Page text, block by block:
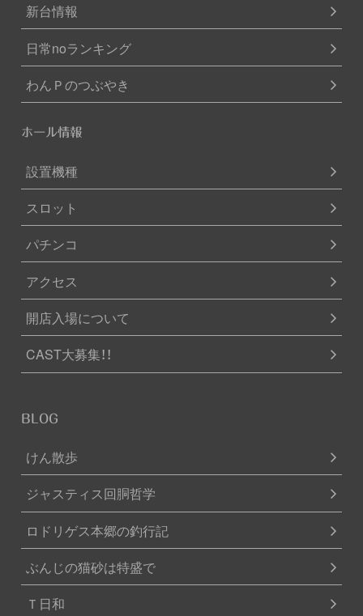
新台情報
日常noランキング
わんＰのつぶやき
ホール情報
設置機種
スロット
パチンコ
アクセス
開店入場について
CAST大募集！！
BLOG
けん散歩
ジャスティス回胴哲学
ロドリゲス本郷の釣行記
ぶんじの猫砂は特盛で
Ｔ日和